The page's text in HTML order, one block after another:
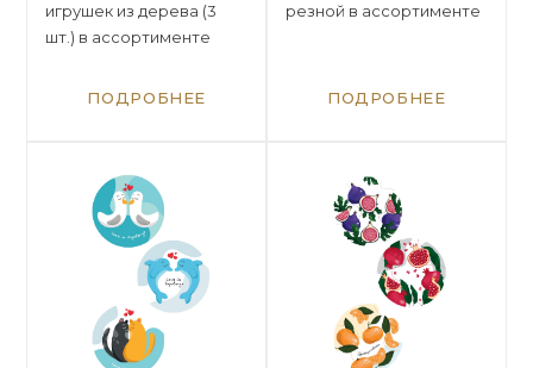
игрушек из дерева (3
шт.) в ассортименте
ПОДРОБНЕЕ
резной в ассортименте
ПОДРОБНЕЕ